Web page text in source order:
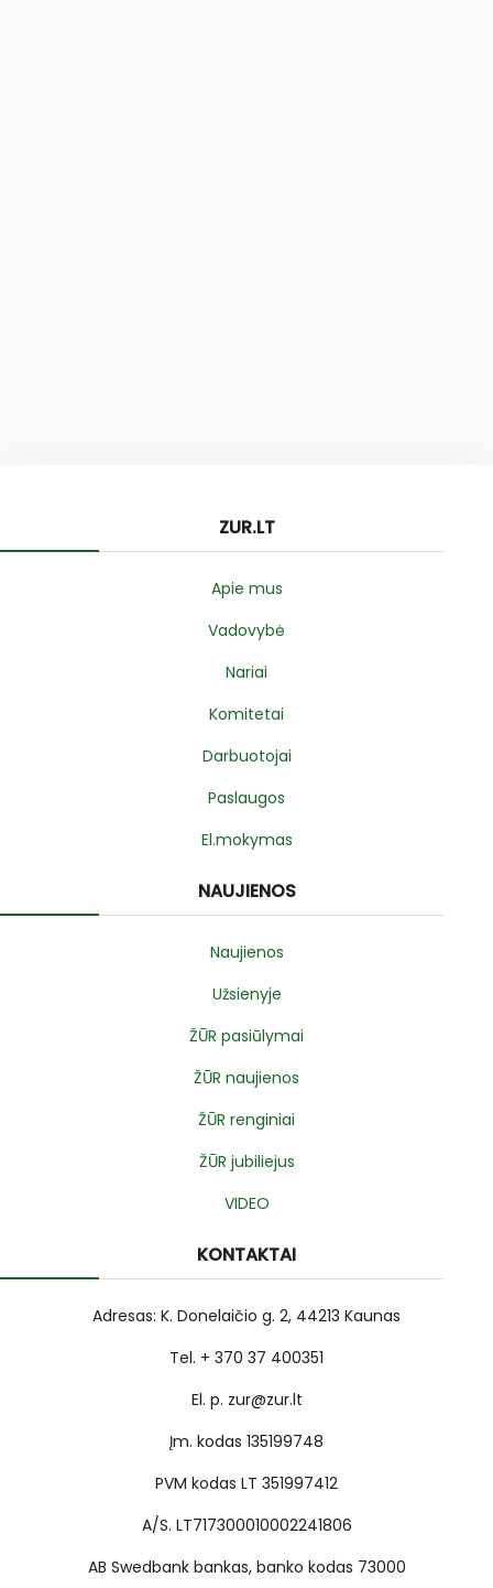
ZUR.LT
Apie mus
Vadovybė
Nariai
Komitetai
Darbuotojai
Paslaugos
El.mokymas
NAUJIENOS
Naujienos
Užsienyje
ŽŪR pasiūlymai
ŽŪR naujienos
ŽŪR renginiai
ŽŪR jubiliejus
VIDEO
KONTAKTAI
Adresas: K. Donelaičio g. 2, 44213 Kaunas
Tel. + 370 37 400351
El. p. zur@zur.lt
Įm. kodas 135199748
PVM kodas LT 351997412
A/S. LT717300010002241806
AB Swedbank bankas, banko kodas 73000